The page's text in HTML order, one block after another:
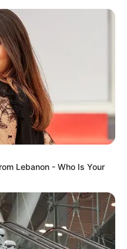
Lebanon - Who Is Your